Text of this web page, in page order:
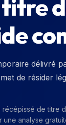
titre
délivré
de résider
récépissé de titre
une analyse